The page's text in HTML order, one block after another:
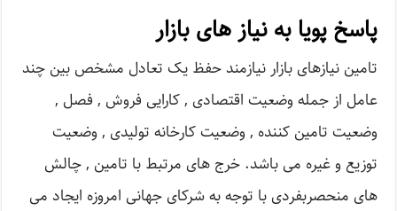
پاسخ پویا به نیاز های بازار
تامین نیازهای بازار نیازمند حفظ یک تعادل مشخص بین چند
عامل از جمله وضعیت اقتصادی , کارایی فروش , فصل ,
وضعیت تامین کننده , وضعیت کارخانه تولیدی , وضعیت
توزیع و غیره می باشد. خرج های مرتبط با تامین , چالش
های منحصربفردی با توجه به شرکای جهانی امروزه ایجاد می